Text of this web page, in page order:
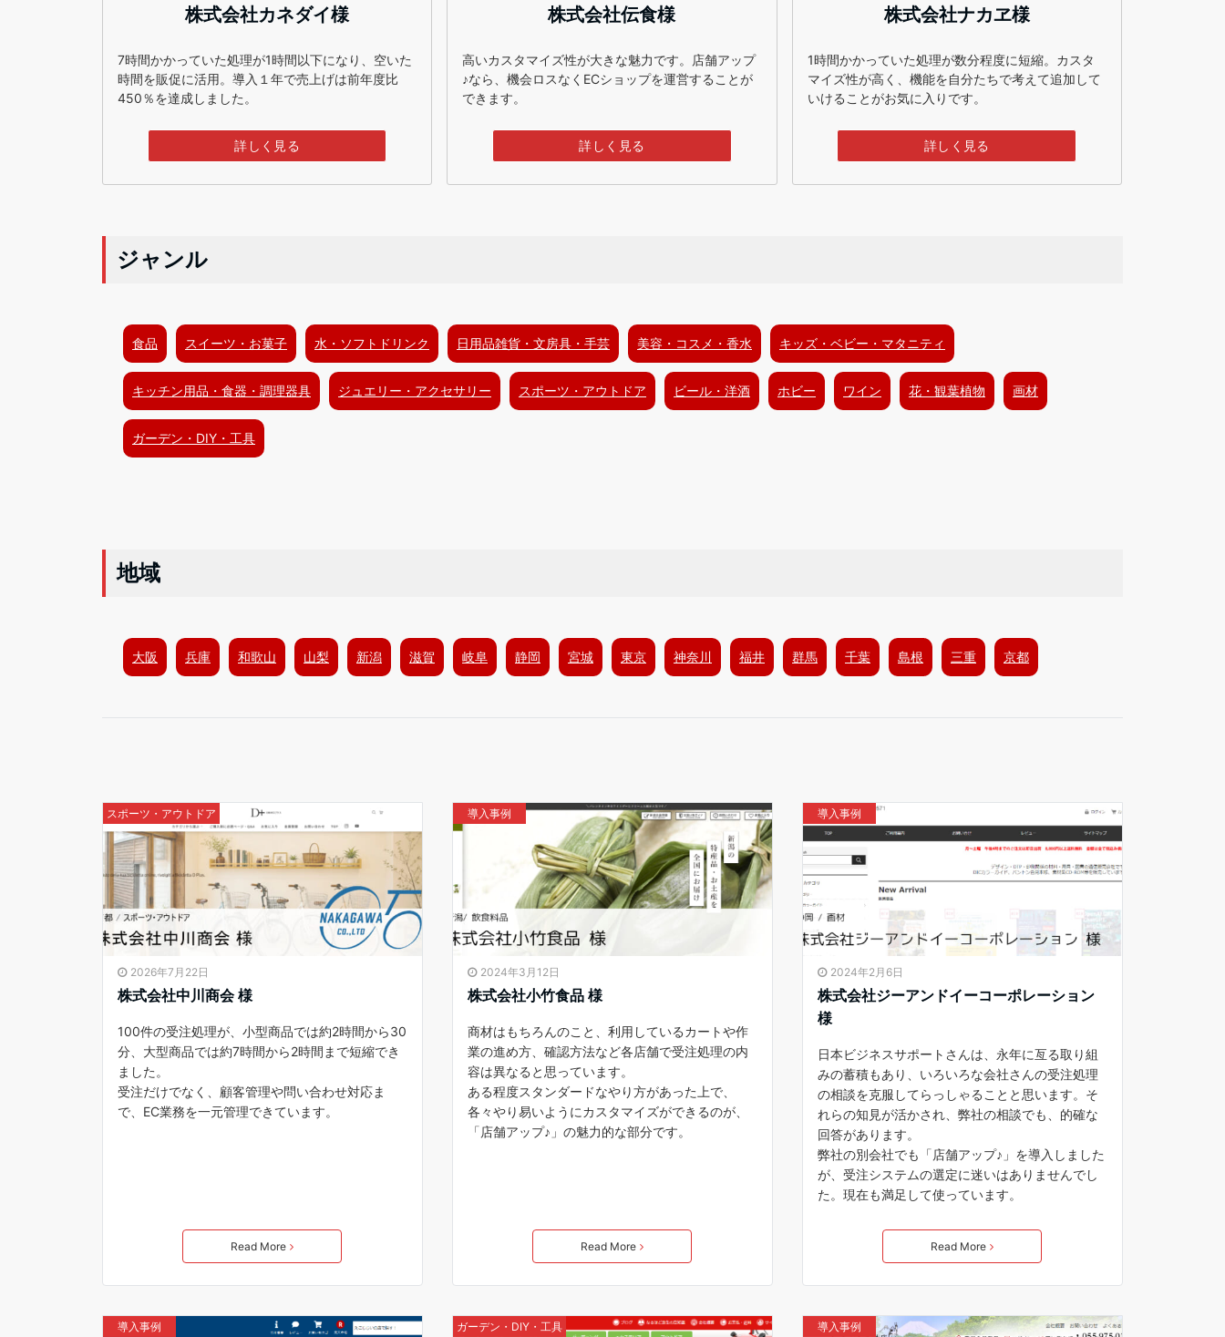
株式会社カネダイ様
7時間かかっていた処理が1時間以下になり、空いた
時間を販促に活用。導入１年で売上げは前年度比
450％を達成しました。
詳しく見る
株式会社伝食様
高いカスタマイズ性が大きな魅力です。店舗アップ
♪なら、機会ロスなくECショップを運営することが
できます。
詳しく見る
株式会社ナカヱ様
1時間かかっていた処理が数分程度に短縮。カスタ
マイズ性が高く、機能を自分たちで考えて追加して
いけることがお気に入りです。
詳しく見る
ジャンル
食品 スイーツ・お菓子 水・ソフトドリンク 日用品雑貨・文房具・手芸 美容・コスメ・香水 キッズ・ベビー・マタニティ
キッチン用品・食器・調理器具 ジュエリー・アクセサリー スポーツ・アウトドア ビール・洋酒 ホビー ワイン 花・観葉植物 画材
ガーデン・DIY・工具
地域
大阪 兵庫 和歌山 山梨 新潟 滋賀 岐阜 静岡 宮城 東京 神奈川 福井 群馬 千葉 島根 三重 京都
スポーツ・アウトドア
2026年7月22日
株式会社中川商会 様
100件の受注処理が、小型商品では約2時間から30
分、大型商品では約7時間から2時間まで短縮でき
ました。
受注だけでなく、顧客管理や問い合わせ対応ま
で、EC業務を一元管理できています。
Read More
導入事例
2024年3月12日
株式会社小竹食品 様
商材はもちろんのこと、利用しているカートや作
業の進め方、確認方法など各店舗で受注処理の内
容は異なると思っています。
ある程度スタンダードなやり方があった上で、
各々やり易いようにカスタマイズができるのが、
「店舗アップ♪」の魅力的な部分です。
Read More
導入事例
2024年2月6日
株式会社ジーアンドイーコーポレーション
様
日本ビジネスサポートさんは、永年に亙る取り組
みの蓄積もあり、いろいろな会社さんの受注処理
の相談を克服してらっしゃることと思います。そ
れらの知見が活かされ、弊社の相談でも、的確な
回答があります。
弊社の別会社でも「店舗アップ♪」を導入しました
が、受注システムの選定に迷いはありませんでし
た。現在も満足して使っています。
Read More
導入事例 ガーデン・DIY・工具 導入事例